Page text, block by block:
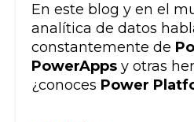
En este blog y en el
analítica de datos
constantemente de
PowerApps y otras
¿conoces Power